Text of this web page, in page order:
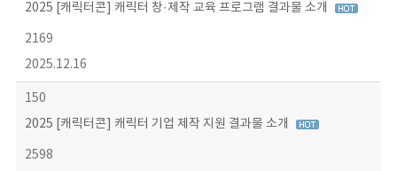
2025 [캐릭터콘] 캐릭터 창·제작 교육 프로그램 결과물 소개
2169
2025.12.16
150
2025 [캐릭터콘] 캐릭터 기업 제작 지원 결과물 소개
2598